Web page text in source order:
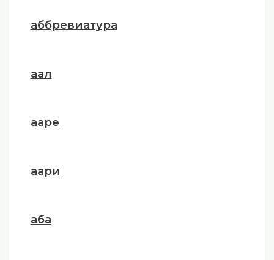
аббревиатура
аал
ааре
аари
аба